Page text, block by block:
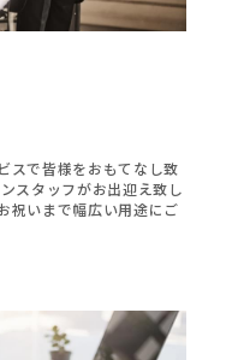
スで皆様をおもてなし致
スタッフがお出迎え致し
祝いまで幅広い用途にご